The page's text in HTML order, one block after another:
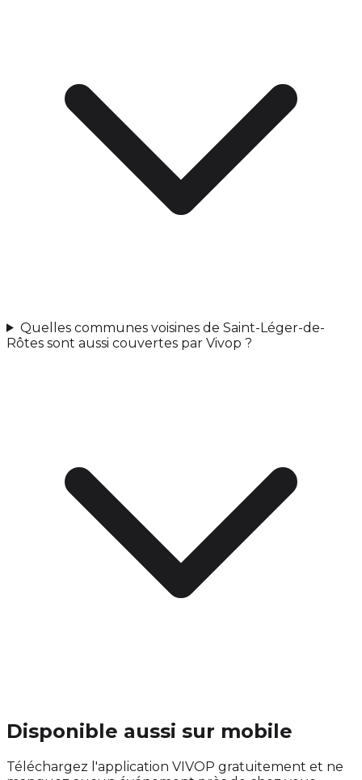
Quelles communes voisines de Saint-Léger-de-
Rôtes sont aussi couvertes par Vivop ?
Disponible aussi sur mobile
Téléchargez l'application VIVOP gratuitement et ne